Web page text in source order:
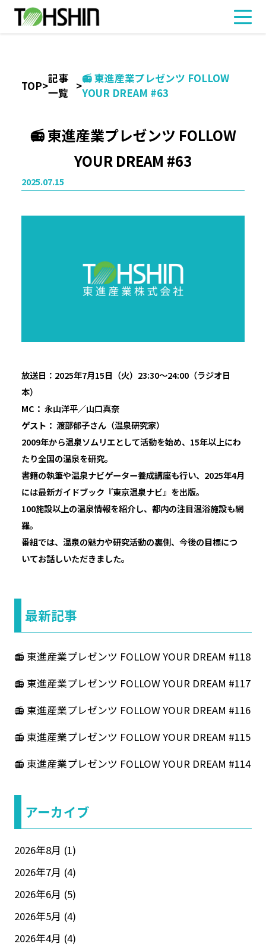
最新記事
📻 東進産業プレゼンツ FOLLOW YOUR DREAM #118
📻 東進産業プレゼンツ FOLLOW YOUR DREAM #117
📻 東進産業プレゼンツ FOLLOW YOUR DREAM #116
📻 東進産業プレゼンツ FOLLOW YOUR DREAM #115
📻 東進産業プレゼンツ FOLLOW YOUR DREAM #114
アーカイブ
2026年8月 (1)
2026年7月 (4)
2026年6月 (5)
2026年5月 (4)
2026年4月 (4)
TOP>
記事
一覧
>
📻 東進産業プレゼンツ FOLLOW
YOUR DREAM #63
📻 東進産業プレゼンツ FOLLOW
YOUR DREAM #63
2025.07.15
放送日：2025年7月15日（火）23:30〜24:00（ラジオ日
本）
MC： 永山洋平／山口真奈
ゲスト： 渡部郁子さん（温泉研究家）
2009年から温泉ソムリエとして活動を始め、15年以上にわ
たり全国の温泉を研究。
書籍の執筆や温泉ナビゲーター養成講座も行い、2025年4月
には最新ガイドブック『東京温泉ナビ』を出版。
100施設以上の温泉情報を紹介し、都内の注目温浴施設も網
羅。
番組では、温泉の魅力や研究活動の裏側、今後の目標につ
いてお話しいただきました。